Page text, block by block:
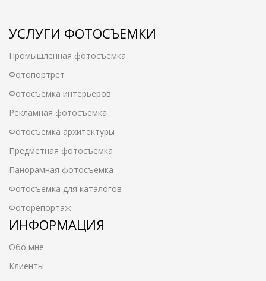
УСЛУГИ ФОТОСЪЕМКИ
Промышленная фотосъемка
Фотопортрет
Фотосъемка интерьеров
Рекламная фотосъемка
Фотосъемка архитектуры
Предметная фотосъемка
Панорамная фотосъемка
Фотосъемка для каталогов
Фоторепортаж
ИНФОРМАЦИЯ
Обо мне
Клиенты